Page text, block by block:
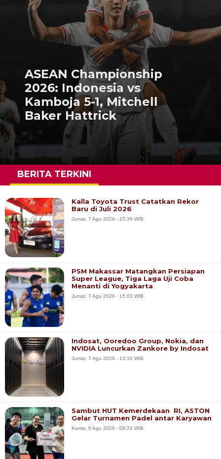
ASEAN Championship
2026: Indonesia vs
Kamboja 5-1, Mitchell
Baker Hattrick
BERITA TERKINI
Kalla Toyota Trust Catatkan Rekor
Baru di Juli 2026
Jumat, 7 Agu 2026 - 15:39 WIB
PSM Makassar Matangkan Persiapan
Super League, Tiga Laga Uji Coba
Menanti di Yogyakarta
Jumat, 7 Agu 2026 - 15:03 WIB
Indosat, Ooredoo Group, Nokia, dan
NVIDIA Luncurkan Zankore by Indosat
Jumat, 7 Agu 2026 - 13:10 WIB
Sambut HUT Kemerdekaan RI, ASTON
Gelar Turnamen Padel antar Karyawan
Kamis, 6 Agu 2026 - 08:24 WIB